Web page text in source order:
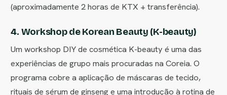
(aproximadamente 2 horas de KTX + transferência).
4. Workshop de Korean Beauty (K-beauty)
Um workshop DIY de cosmética K-beauty é uma das
experiências de grupo mais procuradas na Coreia. O
programa cobre a aplicação de máscaras de tecido,
rituais de sérum de ginseng e uma introdução à rotina de